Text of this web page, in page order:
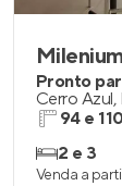
Pronto
Cerro Azul,
94 e
2 e 3
Venda a